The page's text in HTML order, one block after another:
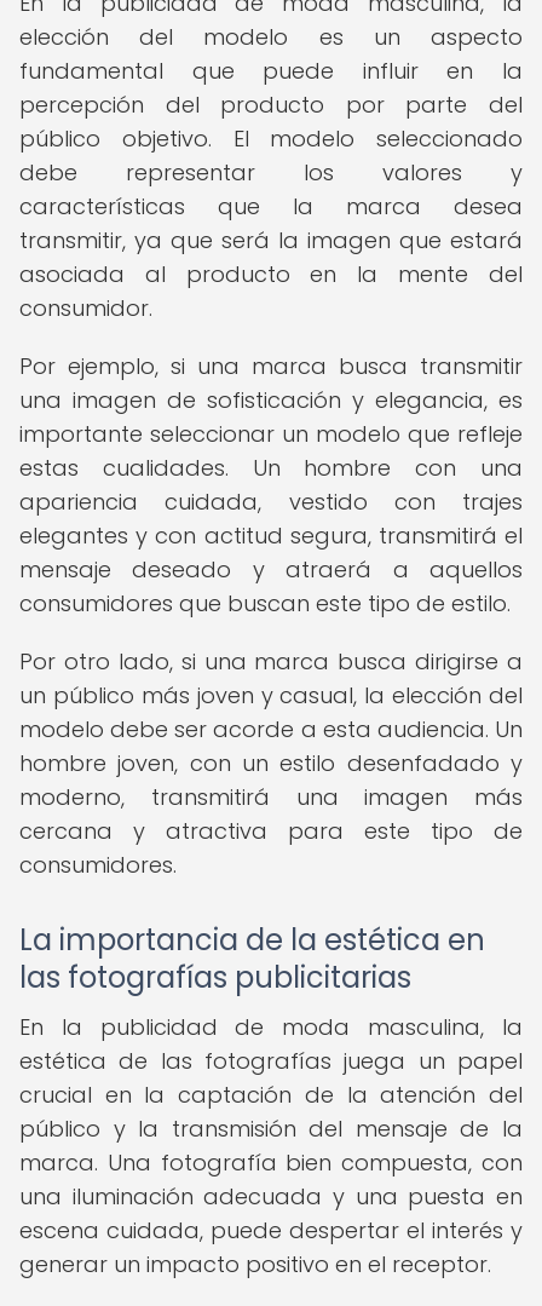
elección del modelo es un aspecto
fundamental que puede influir en la
percepción del producto por parte del
público objetivo. El modelo seleccionado
debe representar los valores y
características que la marca desea
transmitir, ya que será la imagen que estará
asociada al producto en la mente del
consumidor.
Por ejemplo, si una marca busca transmitir
una imagen de sofisticación y elegancia, es
importante seleccionar un modelo que refleje
estas cualidades. Un hombre con una
apariencia cuidada, vestido con trajes
elegantes y con actitud segura, transmitirá el
mensaje deseado y atraerá a aquellos
consumidores que buscan este tipo de estilo.
Por otro lado, si una marca busca dirigirse a
un público más joven y casual, la elección del
modelo debe ser acorde a esta audiencia. Un
hombre joven, con un estilo desenfadado y
moderno, transmitirá una imagen más
cercana y atractiva para este tipo de
consumidores.
La importancia de la estética en
las fotografías publicitarias
En la publicidad de moda masculina, la
estética de las fotografías juega un papel
crucial en la captación de la atención del
público y la transmisión del mensaje de la
marca. Una fotografía bien compuesta, con
una iluminación adecuada y una puesta en
escena cuidada, puede despertar el interés y
generar un impacto positivo en el receptor.